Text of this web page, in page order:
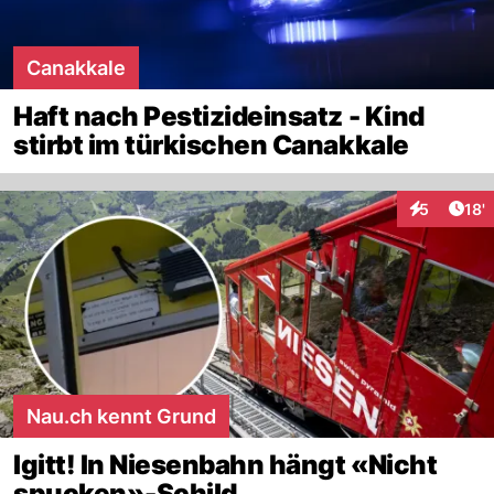
Canakkale
Haft nach Pestizideinsatz - Kind
stirbt im türkischen Canakkale
5 18'
Nau.ch kennt Grund
Igitt! In Niesenbahn hängt «Nicht